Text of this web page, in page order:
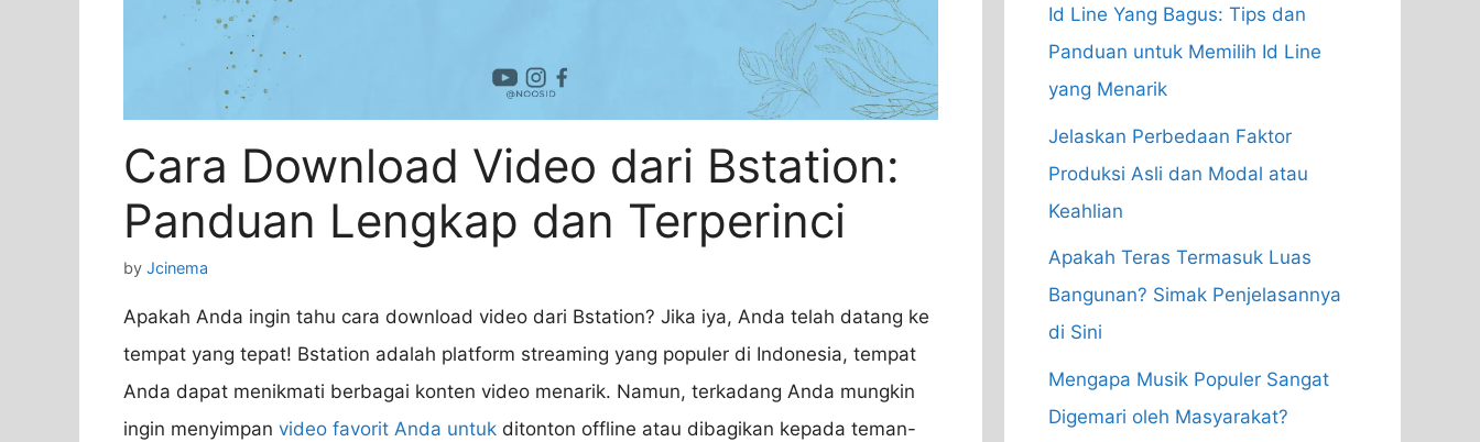
Cara Download Video dari Bstation:
Panduan Lengkap dan Terperinci
by Jcinema
Apakah Anda ingin tahu cara download video dari Bstation? Jika iya, Anda telah datang ke
tempat yang tepat! Bstation adalah platform streaming yang populer di Indonesia, tempat
Anda dapat menikmati berbagai konten video menarik. Namun, terkadang Anda mungkin
ingin menyimpan video favorit Anda untuk ditonton offline atau dibagikan kepada teman-
Id Line Yang Bagus: Tips dan
Panduan untuk Memilih Id Line
yang Menarik
Jelaskan Perbedaan Faktor
Produksi Asli dan Modal atau
Keahlian
Apakah Teras Termasuk Luas
Bangunan? Simak Penjelasannya
di Sini
Mengapa Musik Populer Sangat
Digemari oleh Masyarakat?